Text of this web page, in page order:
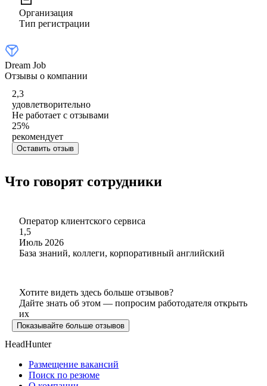
Организация
Тип регистрации
Dream Job
Отзывы о компании
2,3
удовлетворительно
Не работает с отзывами
25%
рекомендует
Оставить отзыв
Что говорят сотрудники
Оператор клиентского сервиса
1,5
Июль 2026
База знаний, коллеги, корпоративный английский
Хотите видеть здесь больше отзывов?
Дайте знать об этом — попросим работодателя открыть
их
Показывайте больше отзывов
HeadHunter
Размещение вакансий
Поиск по резюме